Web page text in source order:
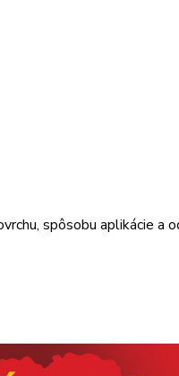
spôsobu aplikácie a